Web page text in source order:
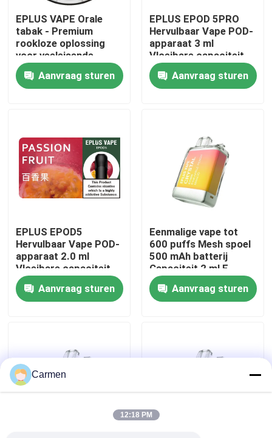
Thuis
Videos
Over ons
Fabrieksreis
Kwaliteitscontrole
Vraag een offerte aan
Vozol damp
EPLUS VAPE Orale
tabak - Premium
rookloze oplossing
voor veeleisende
professionals
Aanvraag sturen
EPLUS EPOD 5PRO
Hervulbaar Vape POD-
apparaat 3 ml
Vloeibare capaciteit
20 mg/ml Nicotine
Aanvraag sturen
EPLUS EPOD5
Hervulbaar Vape POD-
apparaat 2.0 ml
Vloeibare capaciteit
20 mg/ml Nicotine 21
smaakopties
Aanvraag sturen
Eenmalige vape tot
600 puffs Mesh spoel
500 mAh batterij
Capaciteit 2 ml E-
vloeistof Ananas
Perzik Mango
Aanvraag sturen
Carmen
12:18 PM